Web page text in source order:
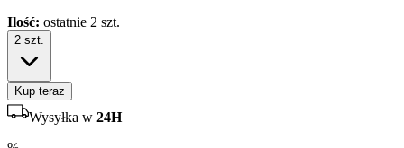
Ilość: ostatnie 2 szt.
2 szt.
Kup teraz
Wysyłka w 24H